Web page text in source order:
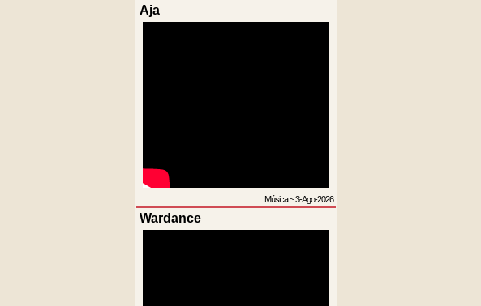
Aja
Música~3-Ago-2026
Wardance